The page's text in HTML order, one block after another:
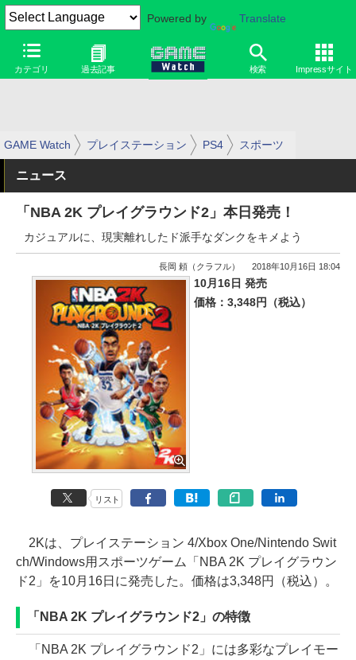
Powered by Translate
カテゴリ 過去記事 検索 Impressサイト
GAME Watch プレイステーション PS4 スポーツ
ニュース
「NBA 2K プレイグラウンド2」本日発売！
カジュアルに、現実離れしたド派手なダンクをキメよう
長岡 頼（クラフル） 2018年10月16日 18:04
10月16日 発売
価格：3,348円（税込）
リスト
2Kは、プレイステーション 4/Xbox One/Nintendo Swit
ch/Windows用スポーツゲーム「NBA 2K プレイグラウン
ド2」を10月16日に発売した。価格は3,348円（税込）。
「NBA 2K プレイグラウンド2」の特徴
「NBA 2K プレイグラウンド2」には多彩なプレイモー